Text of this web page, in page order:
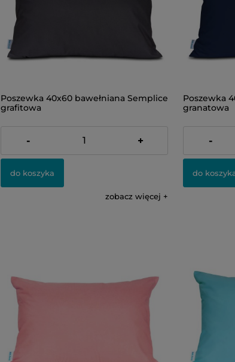
Poszewka 40x60 bawełniana Semplice
grafitowa
23,00 zł
- +
do koszyka
zobacz więcej
Poszewka
granatowa
23,00 zł
-
do